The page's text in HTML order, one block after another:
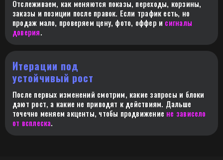
Отслеживаем, как меняются показы, переходы, корзины,
заказы и позиции после правок. Если трафик есть, но
продаж мало, проверяем цену, фото, оффер и сигналы
доверия.
Итерации под
устойчивый рост
После первых изменений смотрим, какие запросы и блоки
дают рост, а какие не приводят к действиям. Дальше
точечно меняем акценты, чтобы продвижение не зависело
от всплеска.
ОТЗЫВ/ОЦЕНКА/ВОПРОС В
КАРТОЧКЕ
100 руб. / шт.
ДОСТАВКА ДО WB (КОЛЕДИНО,
ЭЛЕКТРОСТАЛЬ, ПОДОЛЬСК)